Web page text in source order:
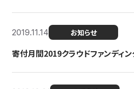
2019.11.14 お知らせ
寄付月間2019クラウドファンディ